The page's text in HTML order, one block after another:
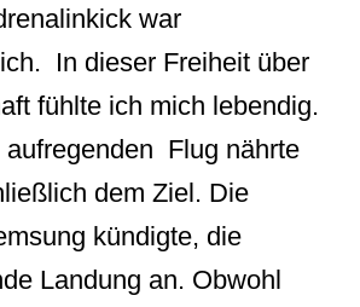
war
In dieser Freiheit über
fühlte ich mich lebendig.
aufregenden Flug nährte
dem Ziel. Die
kündigte, die
Landung an. Obwohl